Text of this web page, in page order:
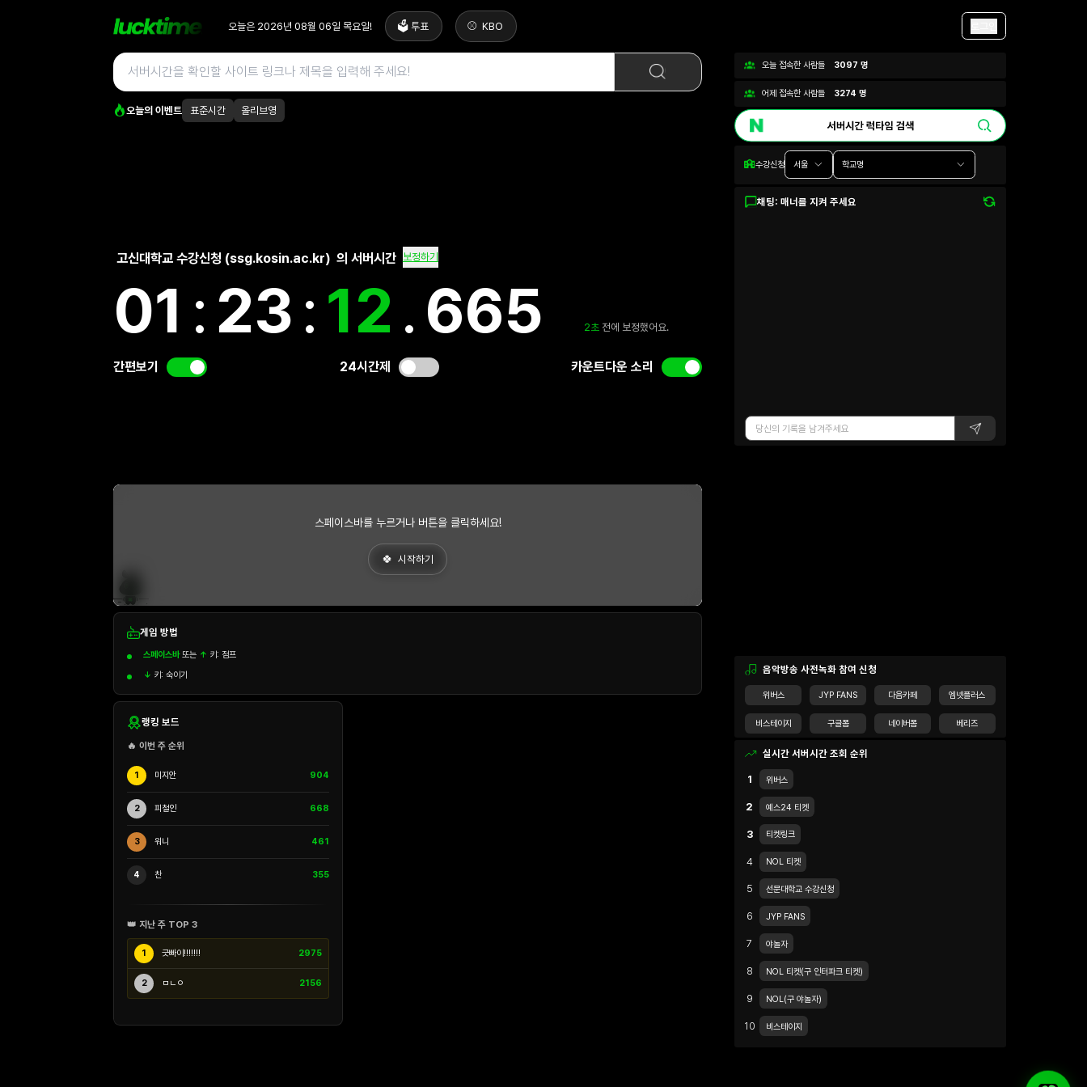
오늘은 2026년 08월 06일 목요일! 🗳️ 투표 KBO
오늘의 이벤트 표준시간 올리브영
고신대학교 수강신청 (ssg.kosin.ac.kr) 의 서버시간 보정하기
01 : 23:13 .157 3초 전에 보정했어요.
간편보기 24시간제 카운트다운 소리
스페이스바를 누르거나 버튼을 클릭하세요!
시작하기
게임 방법
스페이스바또는 ↑ 키: 점프
↓ 키: 숙이기
랭킹 보드
🔥 이번 주 순위
1 미지안 904
2 피철인 668
3 워니 461
4 찬 355
👑 지난 주 TOP 3
1 긋빠이!!!!!!! 2975
2 ㅁㄴㅇ 2156
오늘 접속한 사람들 3097 명
어제 접속한 사람들 3274 명
수강신청 서울 학교명
채팅: 매너를 지켜 주세요
음악방송 사전녹화 참여 신청
위버스 JYP FANS 다음카페 엠넷플러스
비스테이지 구글폼 네이버폼 베리즈
실시간 서버시간 조회 순위
1 위버스
2 예스24 티켓
3 티켓링크
4 NOL 티켓
5 선문대학교 수강신청
6 JYP FANS
7 야놀자
8 NOL 티켓(구 인터파크 티켓)
9 NOL(구 야놀자)
10 비스테이지